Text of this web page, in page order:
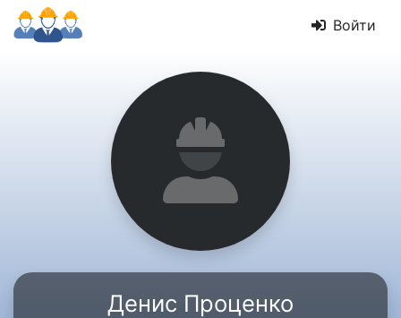
Войти
Денис Проценко